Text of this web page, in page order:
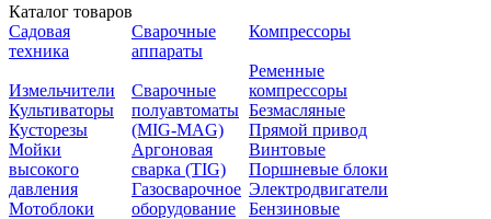
Каталог товаров
Садовая
техника
Измельчители
Культиваторы
Кусторезы
Мойки
высокого
давления
Мотоблоки
Сварочные
аппараты
Сварочные
полуавтоматы
(MIG-MAG)
Аргоновая
сварка (TIG)
Газосварочное
оборудование
Компрессоры
Ременные
компрессоры
Безмасляные
Прямой привод
Винтовые
Поршневые блоки
Электродвигатели
Бензиновые